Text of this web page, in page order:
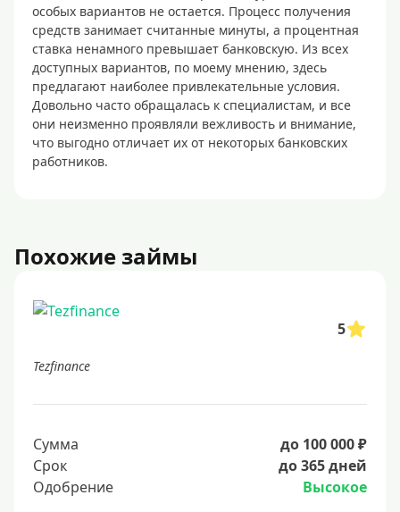
особых вариантов не остается. Процесс получения
средств занимает считанные минуты, а процентная
ставка ненамного превышает банковскую. Из всех
доступных вариантов, по моему мнению, здесь
предлагают наиболее привлекательные условия.
Довольно часто обращалась к специалистам, и все
они неизменно проявляли вежливость и внимание,
что выгодно отличает их от некоторых банковских
работников.
Похожие займы
5
Tezfinance
Сумма
до 100 000 ₽
Срок
до 365 дней
Одобрение
Высокое